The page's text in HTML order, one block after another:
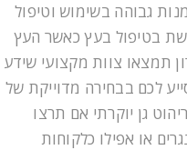
גבוהה בשימוש וטיפול
בטיפול בעץ כאשר העץ
תמצאו צוות מקצועי שידע
לכם בבחירה מדוייקת של
גן יוקרתי אם תרצו
או אפילו כלקוחות